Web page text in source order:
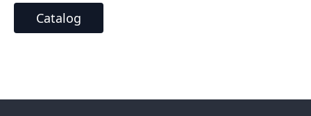
Catalog